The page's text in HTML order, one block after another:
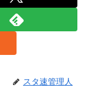
スタ速管理人